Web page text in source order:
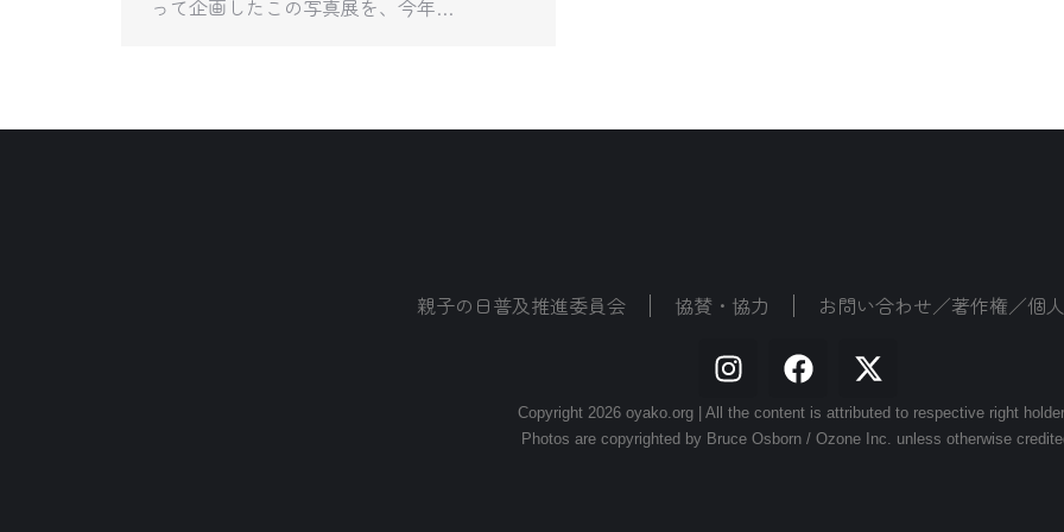
って企画したこの写真展を、今年…
親子の日普及推進委員会 協賛・協力 お問い合わせ／著作権／個
Copyright 2026 oyako.org | All the content is attributed to respective right
Photos are copyrighted by Bruce Osborn / Ozone Inc. unless otherwise